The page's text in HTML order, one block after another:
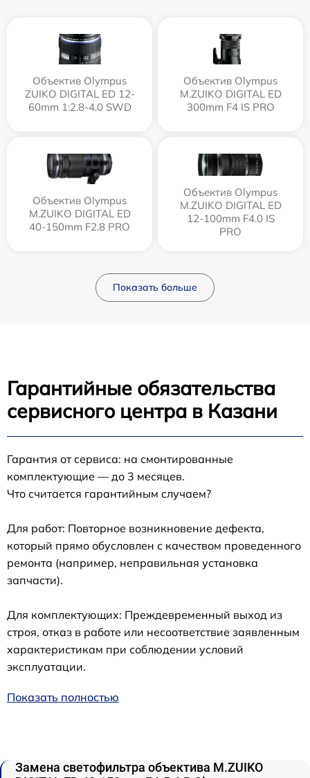
Объектив Olympus
ZUIKO DIGITAL ED 12-
60mm 1:2.8-4.0 SWD
Объектив Olympus
M.ZUIKO DIGITAL ED
300mm F4 IS PRO
Объектив Olympus
M.ZUIKO DIGITAL ED
40-150mm F2.8 PRO
Объектив Olympus
M.ZUIKO DIGITAL ED
12‑100mm F4.0 IS
PRO
Показать больше
Гарантийные обязательства
сервисного центра в Казани
Гарантия от сервиса: на смонтированные
комплектующие — до 3 месяцев.
Что считается гарантийным случаем?
Для работ: Повторное возникновение дефекта,
который прямо обусловлен с качеством проведенного
ремонта (например, неправильная установка
запчасти).
Для комплектующих: Преждевременный выход из
строя, отказ в работе или несоответствие заявленным
характеристикам при соблюдении условий
эксплуатации.
Показать полностью
Замена светофильтра объектива M.ZUIKO